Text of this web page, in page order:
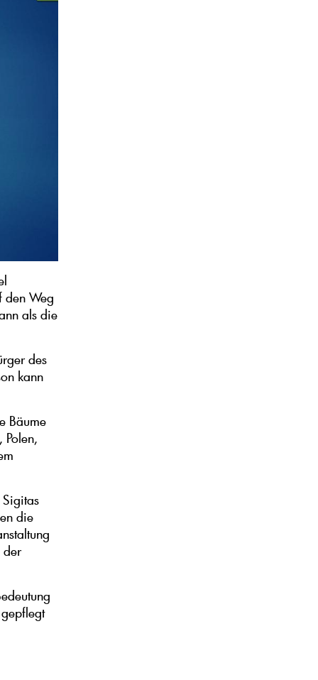
den Weg
als die
des
kann
Bäume
Polen,
die
der